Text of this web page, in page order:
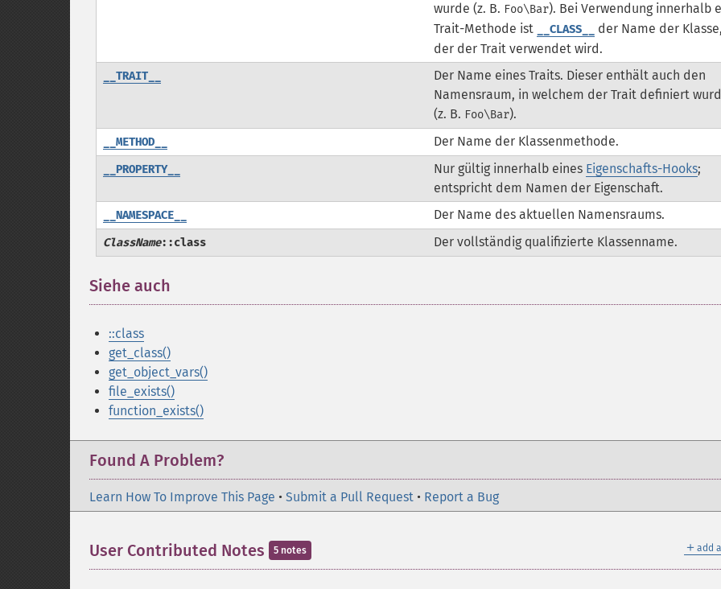
wurde (z. B. Foo\Bar). Bei Verwendung innerhalb
Trait-Methode ist
__CLASS__
der Name der
der der Trait verwendet wird.
__TRAIT__
Der Name eines Traits. Dieser enthält auch den
Namensraum, in welchem der Trait definiert
(z. B. Foo\Bar).
__METHOD__ Der Name der Klassenmethode.
__PROPERTY__ Nur gültig innerhalb eines Eigenschafts-Hooks;
entspricht dem Namen der Eigenschaft.
__NAMESPACE__ Der Name des aktuellen Namensraums.
ClassName::class Der vollständig qualifizierte Klassenname.
Siehe auch
::class
get_class()
get_object_vars()
file_exists()
function_exists()
Found A Problem?
Learn How To Improve This Page • Submit a Pull Request • Report a Bug
＋ add
User Contributed Notes 5 notes